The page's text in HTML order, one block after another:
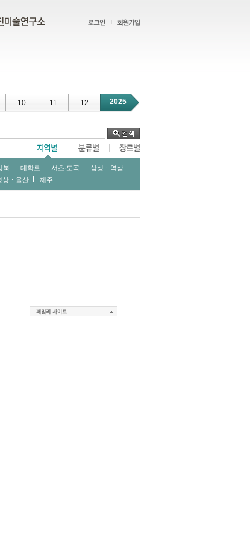
10 11 12 2025
북 대학로 서초∙도곡
삼성ㆍ역삼
상ㆍ울산 제주